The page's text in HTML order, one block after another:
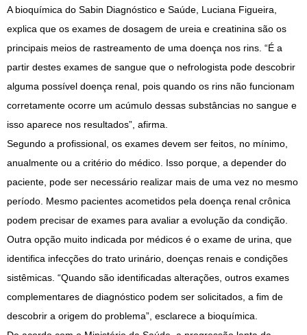
A bioquímica do Sabin Diagnóstico e Saúde, Luciana Figueira,
explica que os exames de dosagem de ureia e creatinina são os
principais meios de rastreamento de uma doença nos rins. “É a
partir destes exames de sangue que o nefrologista pode descobrir
alguma possível doença renal, pois quando os rins não funcionam
corretamente ocorre um acúmulo dessas substâncias no sangue e
isso aparece nos resultados”, afirma.
Segundo a profissional, os exames devem ser feitos, no mínimo,
anualmente ou a critério do médico. Isso porque, a depender do
paciente, pode ser necessário realizar mais de uma vez no mesmo
período. Mesmo pacientes acometidos pela doença renal crônica
podem precisar de exames para avaliar a evolução da condição.
Outra opção muito indicada por médicos é o exame de urina, que
identifica infecções do trato urinário, doenças renais e condições
sistêmicas. “Quando são identificadas alterações, outros exames
complementares de diagnóstico podem ser solicitados, a fim de
descobrir a origem do problema”, esclarece a bioquímica.